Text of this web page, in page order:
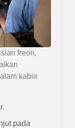
freon,
kabin
pada